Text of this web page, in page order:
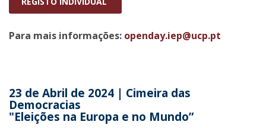
Para mais informações: openday.iep@ucp.pt
23 de Abril de 2024 | Cimeira das
Democracias
"Eleições na Europa e no Mundo”